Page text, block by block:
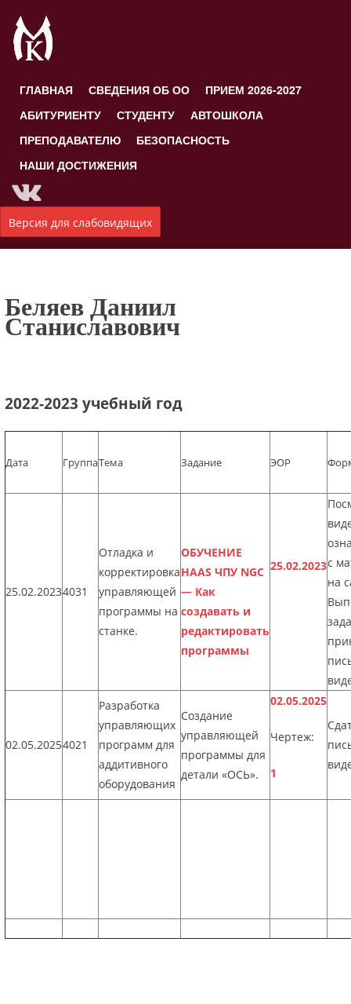
ГЛАВНАЯ СВЕДЕНИЯ ОБ ОО
ПРИЕМ 2026-2027
АБИТУРИЕНТУ
СТУДЕНТУ
АВТОШКОЛА
ПРЕПОДАВАТЕЛЮ
БЕЗОПАСНОСТЬ
НАШИ ДОСТИЖЕНИЯ
Версия для слабовидящих
Беляев Даниил
Станиславович
2022-2023 учебный год
Дата ГруппаТема Задание ЭОР
25.02.20234031
Отладка и
корректировка
управляющей
программы на
станке.
ОБУЧЕНИЕ
HAAS ЧПУ NGC
— Как
создавать и
редактировать
программы
25.02.2023с
на
02.05.20254021
Разработка
управляющих
программ для
аддитивного
оборудования
Создание
управляющей
программы для
детали «ОСЬ».
02.05.2025
Чертеж:
1